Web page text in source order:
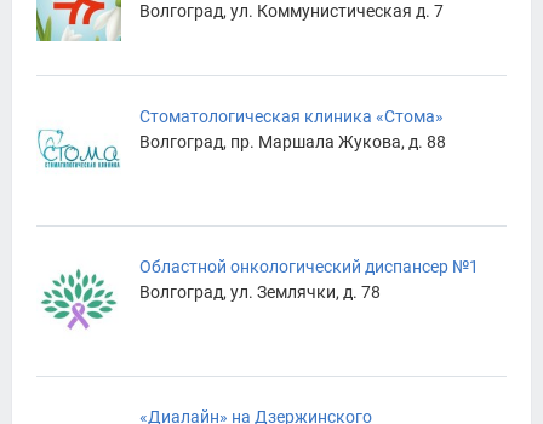
Волгоград, ул. Коммунистическая д. 7
Стоматологическая клиника «Стома»
Волгоград, пр. Маршала Жукова, д. 88
Областной онкологический диспансер №1
Волгоград, ул. Землячки, д. 78
«Диалайн» на Дзержинского